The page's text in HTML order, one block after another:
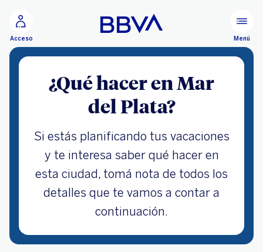
Acceso Menú
¿Qué hacer en Mar
del Plata?
Si estás planificando tus vacaciones
y te interesa saber qué hacer en
esta ciudad, tomá nota de todos los
detalles que te vamos a contar a
continuación.